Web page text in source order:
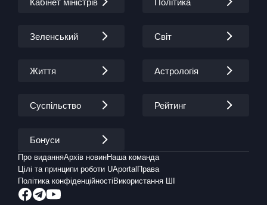
Зеленський Світ
Життя Астрологія
Суспільство Рейтинг
Бонуси
Про виданняАрхів новинНаша команда
Цілі та принципи роботи UAportal Права
Політика конфіденційності Використання ШІ